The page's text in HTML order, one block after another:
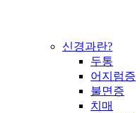
신경과란?
두통
어지럼증
불면증
치매